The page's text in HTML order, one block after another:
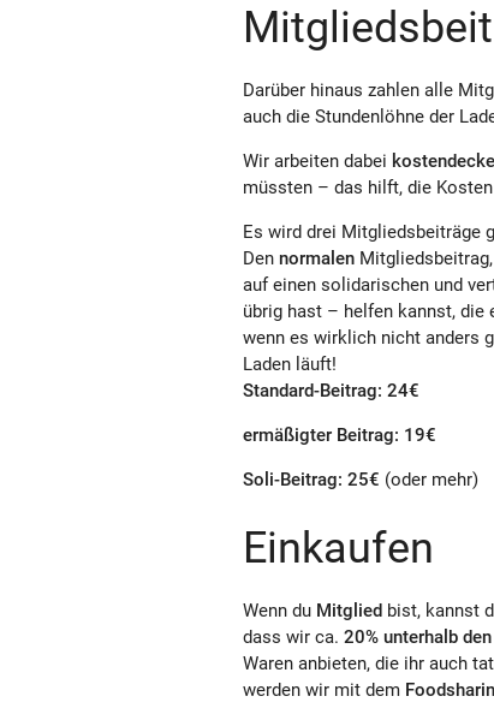
Darüber hinaus zahlen alle
auch die Stundenlöhne der
Wir arbeiten dabei
müssten – das hilft, die
Es wird drei Mitgliedsbeiträge
Den normalen
auf einen solidarischen und
übrig hast – helfen kannst, die
wenn es wirklich nicht anders
Laden läuft!
Standard-Beitrag: 24€
ermäßigter Beitrag: 19€
Soli-Beitrag: 25€ (oder mehr)
Einkaufen
Wenn du Mitgliedbist, kannst
dass wir ca. 20% unterhalb
Waren anbieten, die ihr auch
werden wir mit dem